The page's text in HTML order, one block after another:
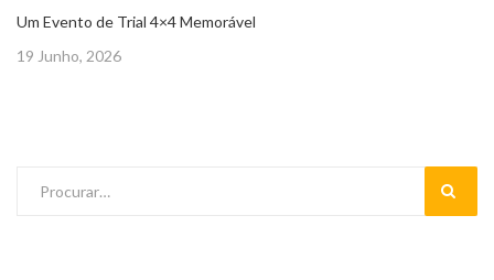
Um Evento de Trial 4×4 Memorável
Posted
19 Junho, 2026